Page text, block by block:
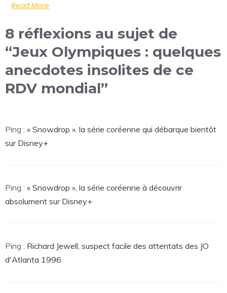
Read More
8 réflexions au sujet de
“Jeux Olympiques : quelques
anecdotes insolites de ce
RDV mondial”
Ping : « Snowdrop », la série coréenne qui débarque bientôt
sur Disney+
Ping : « Snowdrop », la série coréenne à découvrir
absolument sur Disney+
Ping : Richard Jewell, suspect facile des attentats des JO
d'Atlanta 1996